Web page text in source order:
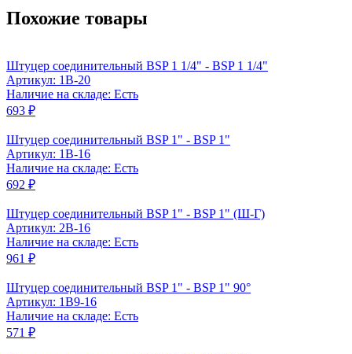
Похожие товары
Штуцер соединительный BSP 1 1/4" - BSP 1 1/4"
Артикул: 1B-20
Наличие на складе: Есть
693 ₽
Штуцер соединительный BSP 1" - BSP 1"
Артикул: 1B-16
Наличие на складе: Есть
692 ₽
Штуцер соединительный BSP 1" - BSP 1" (Ш-Г)
Артикул: 2B-16
Наличие на складе: Есть
961 ₽
Штуцер соединительный BSP 1" - BSP 1" 90°
Артикул: 1B9-16
Наличие на складе: Есть
571 ₽